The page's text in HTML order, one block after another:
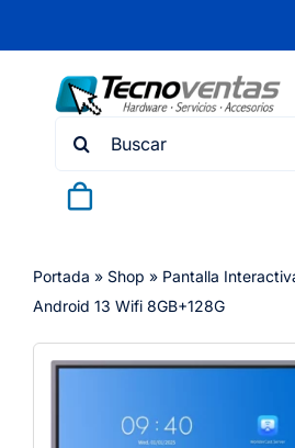
content
Search
Portada » Shop » Pantalla
Android 13 Wifi 8GB+128G